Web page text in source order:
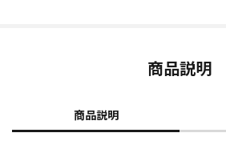
商品説明
商品説明